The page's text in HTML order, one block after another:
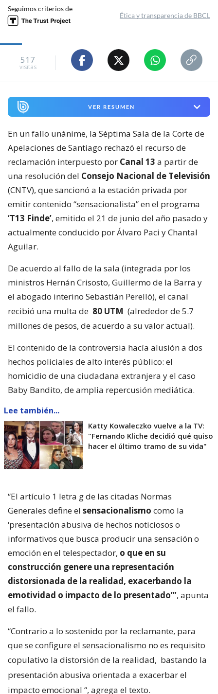
Seguimos criterios de
Ética y transparencia de BBCL
517
visitas
VER RESUMEN
En un fallo unánime, la Séptima Sala de la Corte de
Apelaciones de Santiago rechazó el recurso de
reclamación interpuesto por Canal 13 a partir de
una resolución del Consejo Nacional de Televisión
(CNTV), que sancionó a la estación privada por
emitir contenido “sensacionalista” en el programa
‘T13 Finde’, emitido el 21 de junio del año pasado y
actualmente conducido por Álvaro Paci y Chantal
Aguilar.
De acuerdo al fallo de la sala (integrada por los
ministros Hernán Crisosto, Guillermo de la Barra y
el abogado interino Sebastián Perelló), el canal
recibió una multa de 80 UTM (alrededor de 5.7
millones de pesos, de acuerdo a su valor actual).
El contenido de la controversia hacía alusión a dos
hechos policiales de alto interés público: el
homicidio de una ciudadana extranjera y el caso
Baby Bandito, de amplia repercusión mediática.
Lee también...
Katty Kowaleczko vuelve a la TV:
"Fernando Kliche decidió qué quiso
hacer el último tramo de su vida"
“El artículo 1 letra g de las citadas Normas
Generales define el sensacionalismo como la
‘presentación abusiva de hechos noticiosos o
informativos que busca producir una sensación o
emoción en el telespectador, o que en su
construcción genere una representación
distorsionada de la realidad, exacerbando la
emotividad o impacto de lo presentado’”, apunta
el fallo.
“Contrario a lo sostenido por la reclamante, para
que se configure el sensacionalismo no es requisito
copulativo la distorsión de la realidad, bastando la
presentación abusiva orientada a exacerbar el
impacto emocional “, agrega el texto.